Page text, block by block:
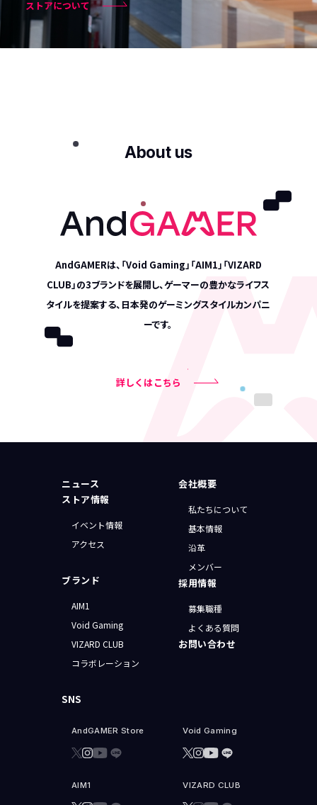
ストアについて
About us
AndGAMERは、「Void Gaming」「AIM1」「VIZARD
CLUB」の3ブランドを展開し、ゲーマーの豊かなライフス
タイルを提案する、日本発のゲーミングスタイルカンパニ
ーです。
詳しくはこちら
ニュース
ストア情報
イベント情報
アクセス
ブランド
AIM1
Void Gaming
VIZARD CLUB
コラボレーション
SNS
AndGAMER Store
AIM1
Void Gaming
VIZARD CLUB
会社概要
私たちについて
基本情報
沿革
メンバー
採用情報
募集職種
よくある質問
お問い合わせ